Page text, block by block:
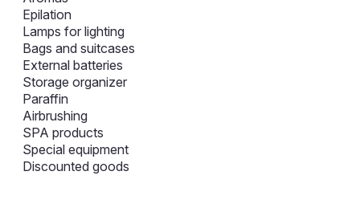
Epilation
Lamps for lighting
Bags and suitcases
External batteries
Storage organizer
Paraffin
Airbrushing
SPA products
Special equipment
Discounted goods